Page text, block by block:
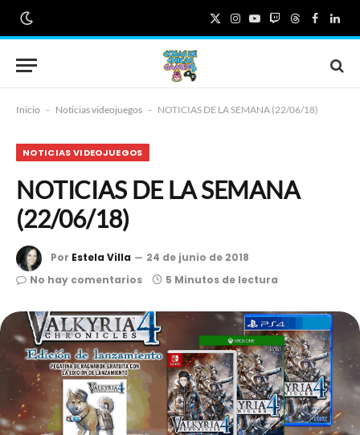
X
(Twitter)
Instagram
YouTube
TwitchThreads
Inicio - Noticias videojuegos - NOTICIAS DE LA SEMANA (22/06/18)
NOTICIAS VIDEOJUEGOS
NOTICIAS DE LA SEMANA
(22/06/18)
Por Estela Villa
24 de junio de 2018
No hay comentarios
5 Minutos de lectura